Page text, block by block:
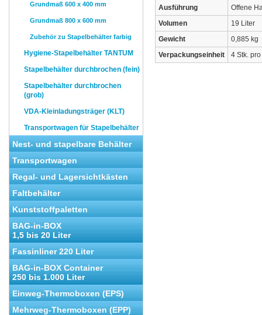
Grundmaß 600 x 400 mm
Grundmaß 800 x 600 mm
Zubehör zu Stapelbehälter farbig
Hygiene-Stapelbehälter TANTUM
Stapelbehälter durchbrochen (fein)
Stapelbehälter durchbrochen
(grob)
VDA-Kleinladungsträger (KLT)
Transportwagen für Stapelbehälter
Nest- und stapelbare Behälter
Transportwagen
Regal- und Lagersichtkästen
Faltbehälter
Kunststoffpaletten
BAG-in-BOX
1,5 bis 20 Liter
Fassinliner 220 Liter
BAG-in-BOX Container
250 bis 1.000 Liter
Einweg-Thermoboxen (EPS)
Mehrweg-Thermoboxen (EPP)
Ausführung
Offene
Volumen
19 Liter
Gewicht
0,885 kg
Verpackungseinheit
4 Stk.